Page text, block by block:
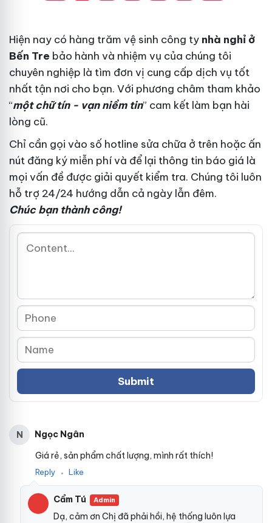
Hiện nay có hàng trăm vệ sinh công ty nhà nghỉ ở
Bến Tre bảo hành và nhiệm vụ của chúng tôi
chuyên nghiệp là tìm đơn vị cung cấp dịch vụ tốt
nhất tận nơi cho bạn. Với phương châm tham khảo
“một chữ tín - vạn niềm tin” cam kết làm bạn hài
lòng cũ.
Chỉ cần gọi vào số hotline sửa chữa ở trên hoặc ấn
nút đăng ký miễn phívà để lại thông tin báo giá là
mọi vấn đề được giải quyết kiểm tra. Chúng tôi luôn
hỗ trợ 24/24 hướng dẫn cả ngày lẫn đêm.
Chúc bạn thành công!
N
Ngọc Ngân
Giá rẻ, sản phẩm chất lượng, mình rất thích!
Reply ● Like
Cẩm Tú Admin
Dạ, cảm ơn Chị đã phải hồi, hệ thống luôn lựa